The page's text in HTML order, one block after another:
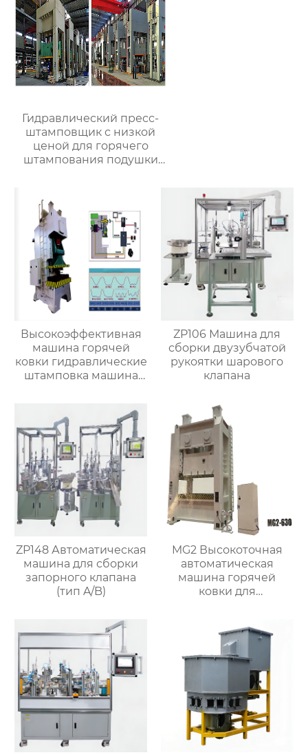
Гидравлический пресс-
штамповщик с низкой
ценой для горячего
штампования подушки
промышленности
Высокоэффективная
машина горячей
ковки гидравлические
штамповка машина
ZP106 Машина для
сборки двузубчатой
рукоятки шарового
клапана
ZP148 Автоматическая
машина для сборки
запорного клапана
(тип A/B)
MG2 Высокоточная
автоматическая
машина горячей
ковки для